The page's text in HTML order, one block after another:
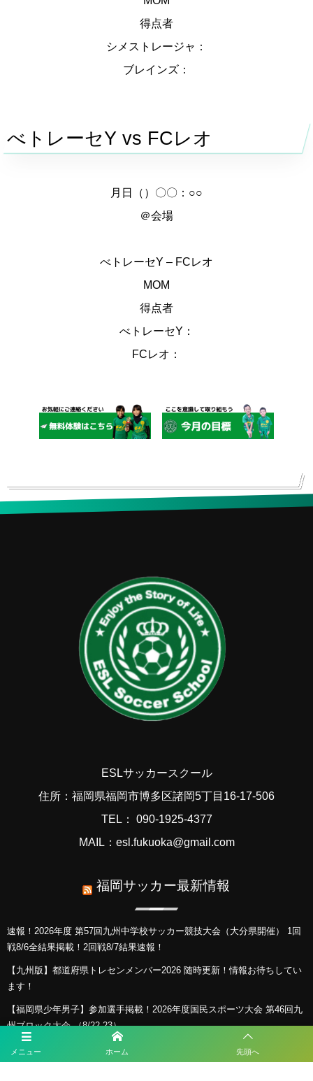
得点者
シメストレージャ：
ブレインズ：
べトレーセY vs FCレオ
月日（）〇〇：○○
＠会場
べトレーセY – FCレオ
MOM
得点者
べトレーセY：
FCレオ：
メニュー ホーム 先頭へ
ESLサッカースクール
住所：福岡県福岡市博多区諸岡5丁目16-17-506
TEL： 090-1925-4377
MAIL：esl.fukuoka@gmail.com
福岡サッカー最新情報
速報！2026年度 第57回九州中学校サッカー競技大会（大分県開催） 1回
戦8/6全結果掲載！2回戦8/7結果速報！
【九州版】都道府県トレセンメンバー2026 随時更新！情報お待ちしてい
ます！
【福岡県少年男子】参加選手掲載！2026年度国民スポーツ大会 第46回九
州ブロック大会 （8/22,23）
KYFA インディペンデンスリーグ九州2026（Iリーグ九州）8/6～8開催予
定分は中止 次回8/11.12